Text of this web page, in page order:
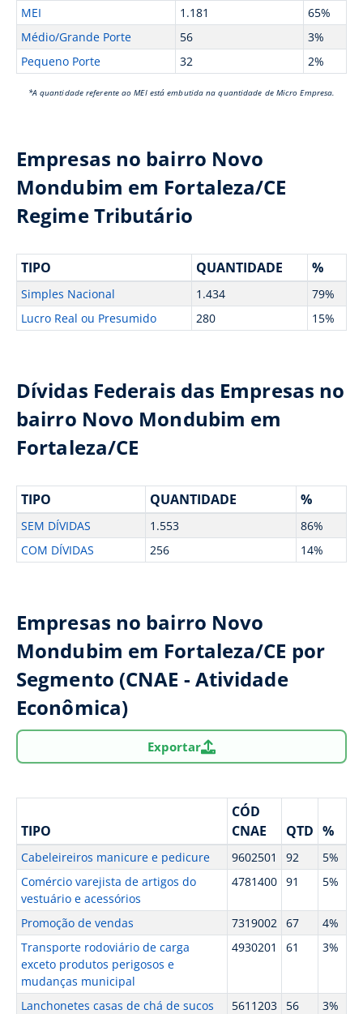
MEI
1.181
65%
Médio/Grande Porte
56
3%
Pequeno Porte
32 2%
*A quantidade referente ao MEI está embutida na quantidade de Micro Empresa.
Empresas no bairro Novo
Mondubim em Fortaleza/CE
Regime Tributário
TIPO QUANTIDADE %
Simples Nacional 1.434
79%
Lucro Real ou Presumido
280 15%
Dívidas Federais das Empresas no
bairro Novo Mondubim em
Fortaleza/CE
TIPO QUANTIDADE %
SEM DÍVIDAS 1.553
86%
COM DÍVIDAS
256 14%
Empresas no bairro Novo
Mondubim em Fortaleza/CE por
Segmento (CNAE - Atividade
Econômica)
Exportar
TIPO
CÓD
CNAE
QTD %
Cabeleireiros manicure e pedicure 9602501 92
5%
Comércio varejista de artigos do
vestuário e acessórios
4781400 91 5%
Promoção de vendas 7319002 67
4%
Transporte rodoviário de carga
exceto produtos perigosos e
mudanças municipal
4930201 61 3%
Lanchonetes casas de chá de sucos
5611203 56 3%